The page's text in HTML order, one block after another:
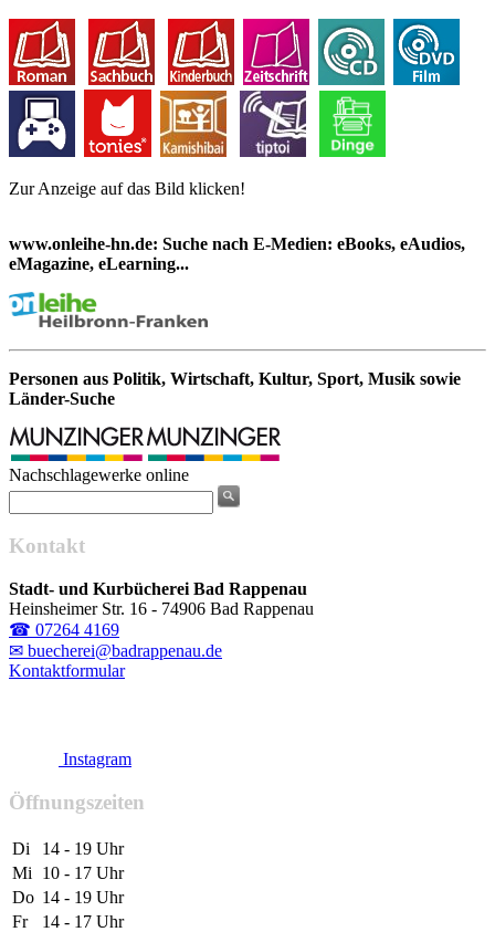
Zur Anzeige auf das Bild klicken!
www.onleihe-hn.de: Suche nach E-Medien: eBooks, eAudios,
eMagazine, eLearning...
Personen aus Politik, Wirtschaft, Kultur, Sport, Musik sowie
Länder-Suche
Nachschlagewerke online
Kontakt
Stadt- und Kurbücherei Bad Rappenau
Heinsheimer Str. 16 - 74906 Bad Rappenau
☎ 07264 4169
✉ buecherei@badrappenau.de
Kontaktformular
Instagram
Öffnungszeiten
Di
14 - 19 Uhr
Mi
10 - 17 Uhr
Do 14 - 19 Uhr
Fr
14 - 17 Uhr